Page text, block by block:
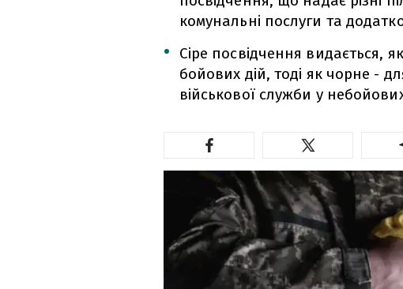
комунальні послуги та
Сіре посвідчення видається,
бойових дій, тоді як чорне -
військової служби у